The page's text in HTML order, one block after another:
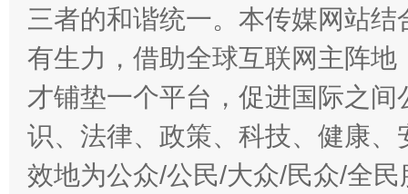
三者的和谐统一。本传媒网站
有生力，借助全球互联网主阵
才铺垫一个平台，促进国际之
识、法律、政策、科技、健康
效地为公众/公民/大众/民众/全